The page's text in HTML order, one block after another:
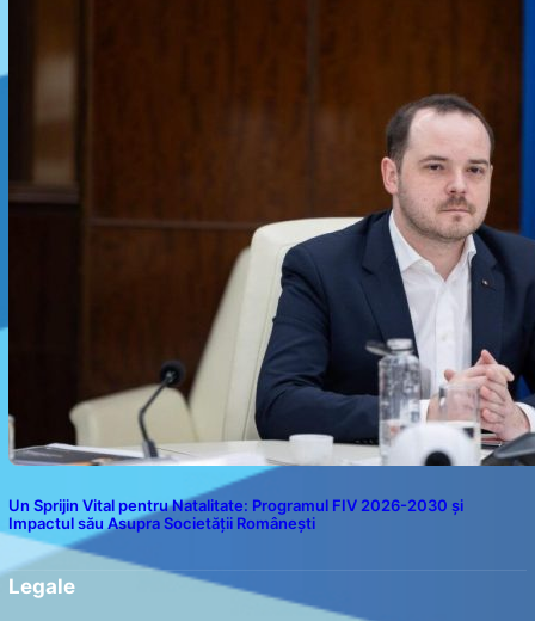
Un Sprijin Vital pentru Natalitate: Programul FIV 2026-2030 și
Impactul său Asupra Societății Românești
Legale